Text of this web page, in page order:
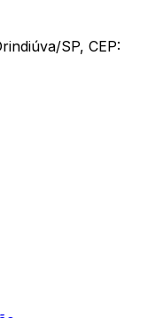
SP, CEP: